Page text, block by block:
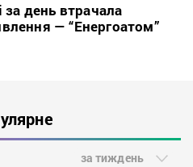
за день втрачала
— “Енергоатом”
за тиждень